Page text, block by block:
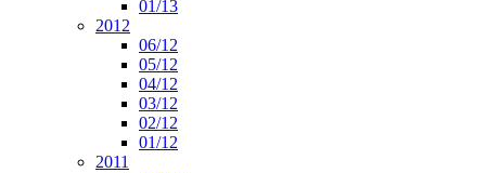
01/13
2012
06/12
05/12
04/12
03/12
02/12
01/12
2011